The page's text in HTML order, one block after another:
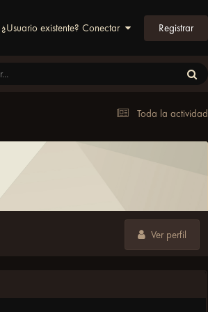
¿Usuario existente? Conectar Registrar
Toda la actividad
Ver perfil